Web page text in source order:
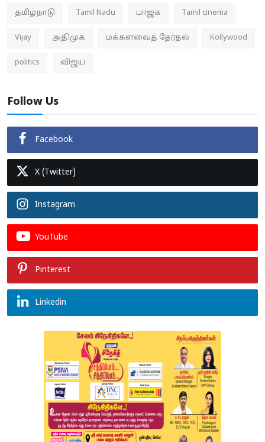
தமிழ்நாடு Tamil Nadu பாஜக Tamil cinema
Vijay அதிமுக மக்களவைத் தேர்தல் Kollywood
politics விஜய்
Follow Us
Facebook
X (Twitter)
Instagram
YouTube
Pinterest
Linkedin